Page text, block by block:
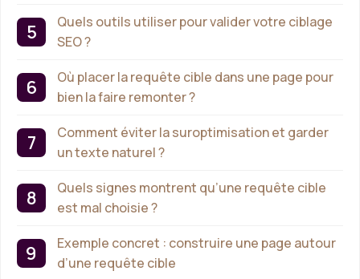
Quels outils utiliser pour valider votre ciblage
SEO ?
Où placer la requête cible dans une page pour
bien la faire remonter ?
Comment éviter la suroptimisation et garder
un texte naturel ?
Quels signes montrent qu’une requête cible
est mal choisie ?
Exemple concret : construire une page autour
d’une requête cible